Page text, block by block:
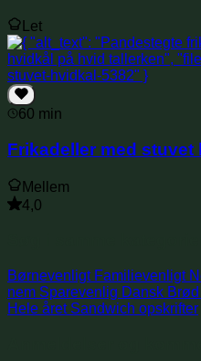
Let
60 min
Frikadeller med stuvet
Mellem
4,0
Børnevenligt Familievenligt
nem Sparevenlig Dansk Brød
Hele året Sandwich opskrifter